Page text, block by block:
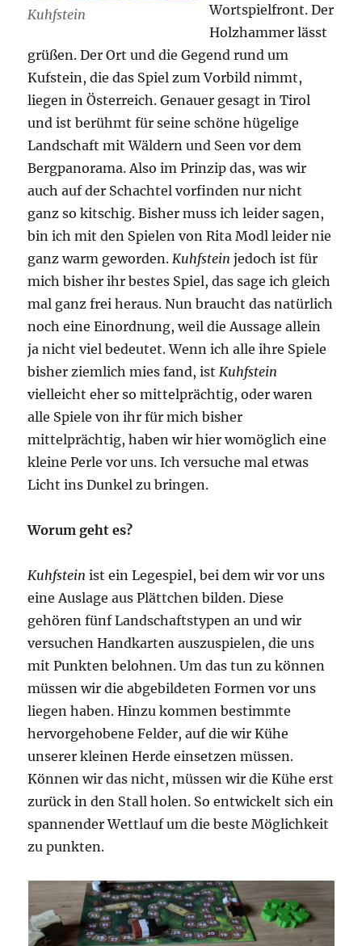
Kuhfstein
Wortspielfront. Der
Holzhammer lässt
grüßen. Der Ort und die Gegend rund um
Kufstein, die das Spiel zum Vorbild nimmt,
liegen in Österreich. Genauer gesagt in Tirol
und ist berühmt für seine schöne hügelige
Landschaft mit Wäldern und Seen vor dem
Bergpanorama. Also im Prinzip das, was wir
auch auf der Schachtel vorfinden nur nicht
ganz so kitschig. Bisher muss ich leider sagen,
bin ich mit den Spielen von Rita Modl leider nie
ganz warm geworden. Kuhfstein jedoch ist für
mich bisher ihr bestes Spiel, das sage ich gleich
mal ganz frei heraus. Nun braucht das natürlich
noch eine Einordnung, weil die Aussage allein
ja nicht viel bedeutet. Wenn ich alle ihre Spiele
bisher ziemlich mies fand, ist Kuhfstein
vielleicht eher so mittelprächtig, oder waren
alle Spiele von ihr für mich bisher
mittelprächtig, haben wir hier womöglich eine
kleine Perle vor uns. Ich versuche mal etwas
Licht ins Dunkel zu bringen.
Worum geht es?
Kuhfstein ist ein Legespiel, bei dem wir vor uns
eine Auslage aus Plättchen bilden. Diese
gehören fünf Landschaftstypen an und wir
versuchen Handkarten auszuspielen, die uns
mit Punkten belohnen. Um das tun zu können
müssen wir die abgebildeten Formen vor uns
liegen haben. Hinzu kommen bestimmte
hervorgehobene Felder, auf die wir Kühe
unserer kleinen Herde einsetzen müssen.
Können wir das nicht, müssen wir die Kühe erst
zurück in den Stall holen. So entwickelt sich ein
spannender Wettlauf um die beste Möglichkeit
zu punkten.